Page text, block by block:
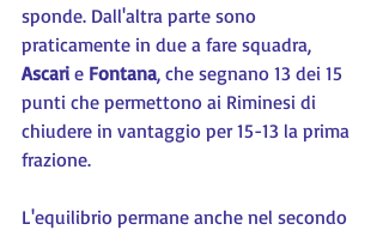
sponde. Dall'altra parte sono
praticamente in due a fare squadra,
Ascari e Fontana, che segnano 13 dei 15
punti che permettono ai Riminesi di
chiudere in vantaggio per 15-13 la prima
frazione.
L'equilibrio permane anche nel secondo